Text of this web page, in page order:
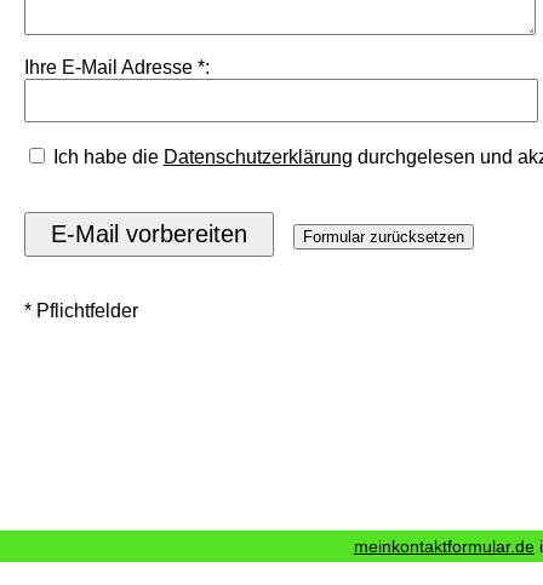
Ihre E-Mail Adresse *:
Ich habe die Datenschutzerklärung durchgelesen und
* Pflichtfelder
meinkontaktformular.de